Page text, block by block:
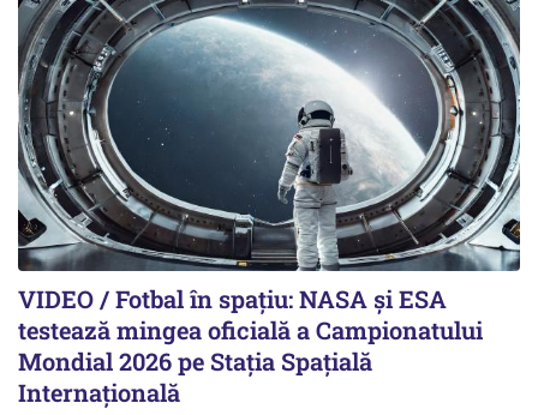
VIDEO / Fotbal în spațiu: NASA și ESA
testează mingea oficială a Campionatului
Mondial 2026 pe Staţia Spaţială
Internaţională